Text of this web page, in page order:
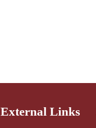
External Links